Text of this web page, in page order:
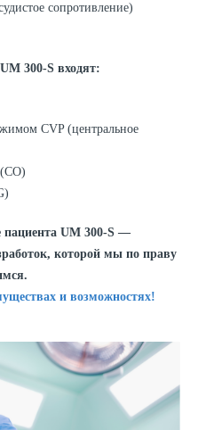
сопротивление)
UM 300-S входят:
CVP (центральное
UM 300-S —
которой мы по праву
и возможностях!